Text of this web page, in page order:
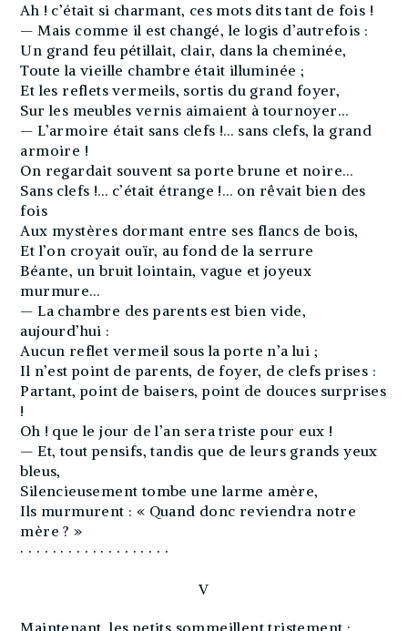
Ah ! c’était si charmant, ces mots dits tant de fois !
— Mais comme il est changé, le logis d’autrefois :
Un grand feu pétillait, clair, dans la cheminée,
Toute la vieille chambre était illuminée ;
Et les reflets vermeils, sortis du grand foyer,
Sur les meubles vernis aimaient à tournoyer…
— L’armoire était sans clefs !… sans clefs, la grand
armoire !
On regardait souvent sa porte brune et noire…
Sans clefs !… c’était étrange !… on rêvait bien des
fois
Aux mystères dormant entre ses flancs de bois,
Et l’on croyait ouïr, au fond de la serrure
Béante, un bruit lointain, vague et joyeux
murmure…
— La chambre des parents est bien vide,
aujourd’hui :
Aucun reflet vermeil sous la porte n’a lui ;
Il n’est point de parents, de foyer, de clefs prises :
Partant, point de baisers, point de douces surprises
!
Oh ! que le jour de l’an sera triste pour eux !
— Et, tout pensifs, tandis que de leurs grands yeux
bleus,
Silencieusement tombe une larme amère,
Ils murmurent : « Quand donc reviendra notre
mère ? »
· · · · · · · · · · · · · · · · · · ·
V